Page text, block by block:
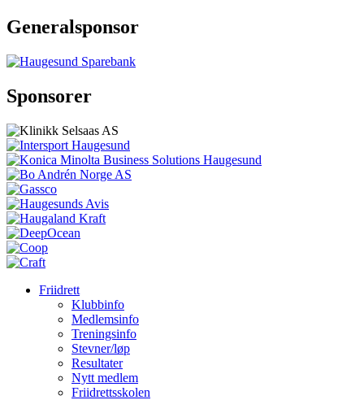
Generalsponsor
Sponsorer
Friidrett
Klubbinfo
Medlemsinfo
Treningsinfo
Stevner/løp
Resultater
Nytt medlem
Friidrettsskolen